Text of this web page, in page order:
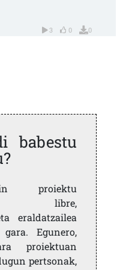
3 0 0
babestu
proiektu
libre,
eraldatzailea
Egunero,
proiektuan
pertsonak,